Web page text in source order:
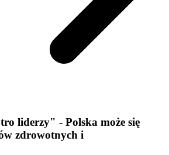
liderzy" - Polska może się
zdrowotnych i